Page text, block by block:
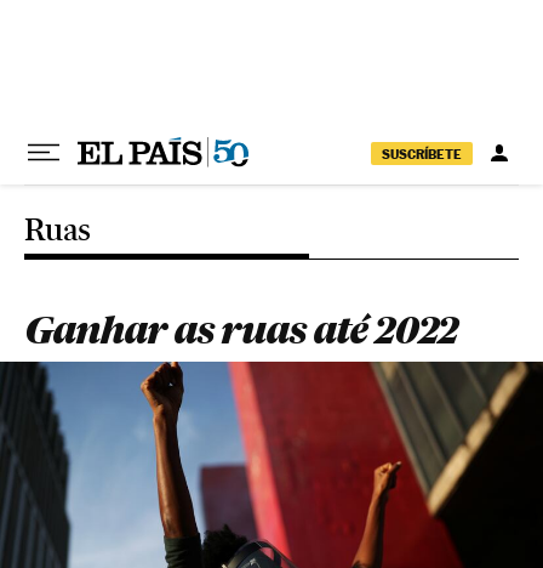
SUSCRÍBETE
Ruas
Ganhar as ruas até 2022